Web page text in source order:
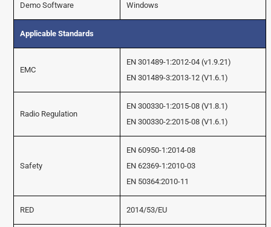
Demo Software Windows
Applicable Standards
EMC
EN 301489-1:2012-04 (v1.9.21)
EN 301489-3:2013-12 (V1.6.1)
Radio Regulation
EN 300330-1:2015-08 (V1.8.1)
EN 300330-2:2015-08 (V1.6.1)
Safety
EN 60950-1:2014-08
EN 62369-1:2010-03
EN 50364:2010-11
RED 2014/53/EU